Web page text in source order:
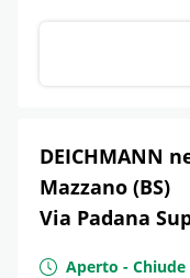
DEICHMANN
Mazzano (BS)
Via Padana
Aperto - Chiude